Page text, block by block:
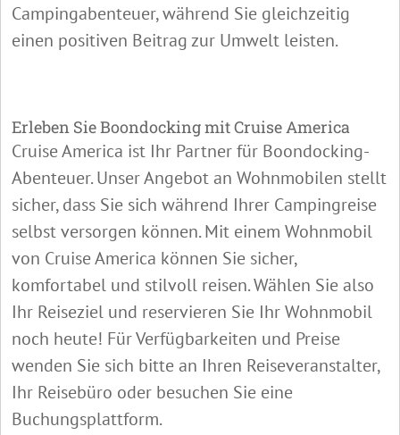
Campingabenteuer, während Sie gleichzeitig
einen positiven Beitrag zur Umwelt leisten.
Erleben Sie Boondocking mit Cruise America
Cruise America ist Ihr Partner für Boondocking-
Abenteuer. Unser Angebot an Wohnmobilen stellt
sicher, dass Sie sich während Ihrer Campingreise
selbst versorgen können. Mit einem Wohnmobil
von Cruise America können Sie sicher,
komfortabel und stilvoll reisen. Wählen Sie also
Ihr Reiseziel und reservieren Sie Ihr Wohnmobil
noch heute! Für Verfügbarkeiten und Preise
wenden Sie sich bitte an Ihren Reiseveranstalter,
Ihr Reisebüro oder besuchen Sie eine
Buchungsplattform.